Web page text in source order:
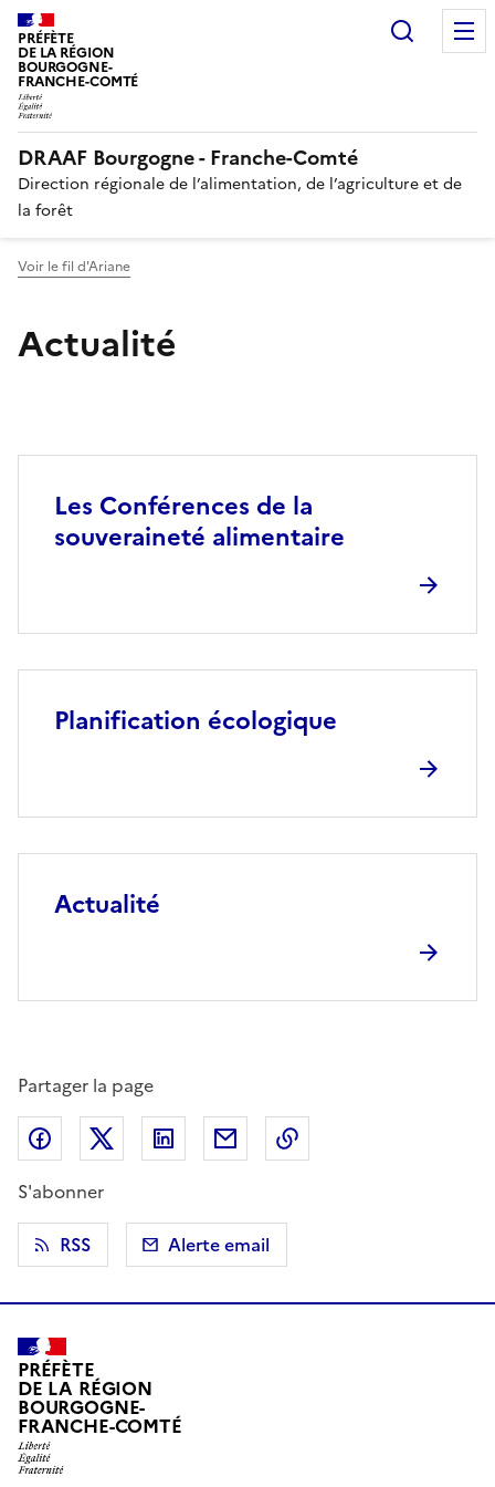
PRÉFÈTE
DE LA RÉGION
BOURGOGNE-
FRANCHE-COMTÉ
DRAAF Bourgogne - Franche-Comté
Direction régionale de l’alimentation, de l’agriculture et de
la forêt
Voir le fil d'Ariane
Actualité
Les Conférences de la
souveraineté alimentaire
Planification écologique
Actualité
Partager la page
Partager sur Facebook
Partager sur X (anciennement Twitter)
Partager sur LinkedIn
Partager par email
S'abonner
RSS
Alerte email
PRÉFÈTE
DE LA RÉGION
BOURGOGNE-
FRANCHE-COMTÉ